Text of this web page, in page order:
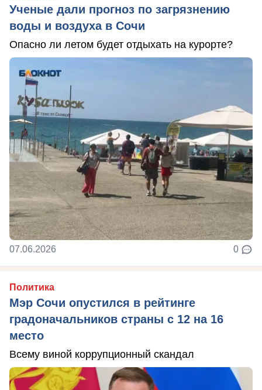
Ученые дали прогноз по загрязнению
воды и воздуха в Сочи
Опасно ли летом будет отдыхать на курорте?
07.06.2026 0
Политика
Мэр Сочи опустился в рейтинге
градоначальников страны с 12 на 16
место
Всему виной коррупционный скандал